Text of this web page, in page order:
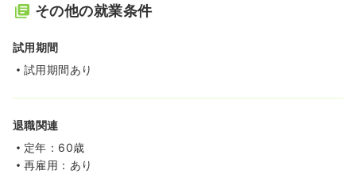
その他の就業条件
試用期間
試用期間あり
退職関連
定年：60歳
再雇用：あり